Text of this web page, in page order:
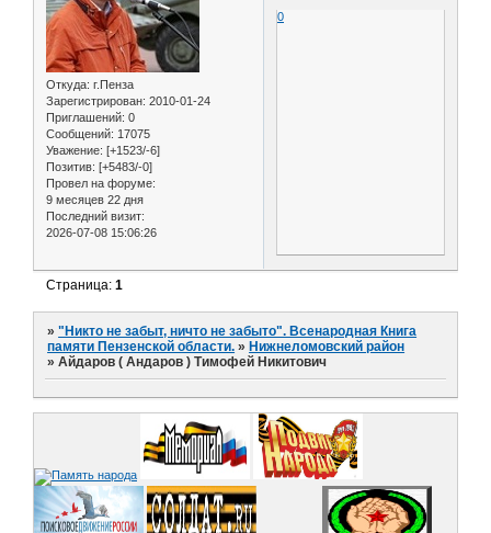
Откуда: г.Пенза
Зарегистрирован: 2010-01-24
Приглашений: 0
Сообщений: 17075
Уважение: [+1523/-6]
Позитив: [+5483/-0]
Провел на форуме:
9 месяцев 22 дня
Последний визит:
2026-07-08 15:06:26
0
Страница:1
»"Никто не забыт, ничто не забыто". Всенародная Книга
памяти Пензенской области. » Нижнеломовский район
»Айдаров ( Андаров ) Тимофей Никитович